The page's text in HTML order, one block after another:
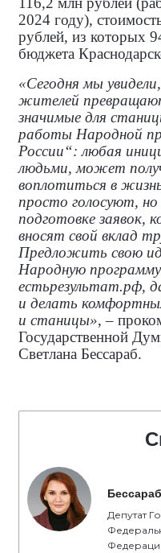
2024 году),
рублей, из которых
бюджета
«Сегодня мы
жителей
значимые для
работы Народной
России“: любая
людьми, может
воплотиться в
просто голосуют,
подготовке заявок,
вносят свой вклад
Предложить свою
Народную
естьрезультат.рф,
и делать
и станицы», –
Государственной
Светлана Бессараб.
Депутат